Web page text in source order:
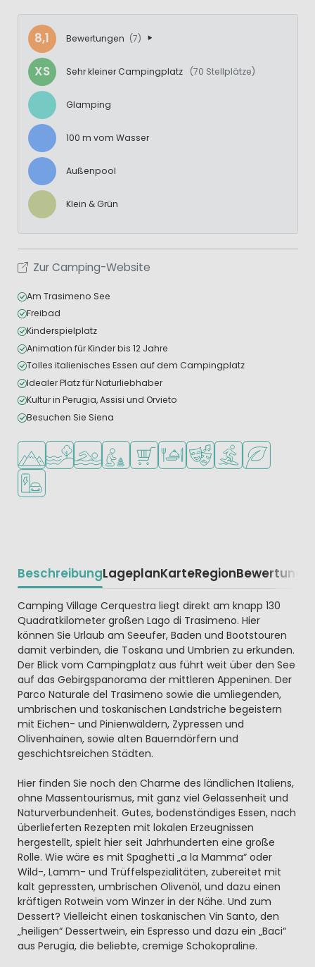
8,1 Bewertungen (7)
XS Sehr kleiner Campingplatz (70 Stellplätze)
Glamping
100 m vom Wasser
Außenpool
Klein & Grün
Zur Camping-Website
Am Trasimeno See
Freibad
Kinderspielplatz
Animation für Kinder bis 12 Jahre
Tolles italienisches Essen auf dem Campingplatz
Idealer Platz für Naturliebhaber
Kultur in Perugia, Assisi und Orvieto
Besuchen Sie Siena
In den Bergen/Hügeln
Am Wasser
FreibadEmpfohlen für kleine Kinder
Supermarkt/Laden
Restaurant oder Pizzeria
Animationsteam
Grüne Lage
Ladestation für E-Autos
BeschreibungLageplanKarteRegion
Beschrijving
Camping Village Cerquestra liegt direkt am knapp 130
Quadratkilometer großen Lago di Trasimeno. Hier
können Sie Urlaub am Seeufer, Baden und Bootstouren
damit verbinden, die Toskana und Umbrien zu erkunden.
Der Blick vom Campingplatz aus führt weit über den See
auf das Gebirgspanorama der mittleren Appeninen. Der
Parco Naturale del Trasimeno sowie die umliegenden,
umbrischen und toskanischen Landstriche begeistern
mit Eichen- und Pinienwäldern, Zypressen und
Olivenhainen, sowie alten Bauerndörfern und
geschichtsreichen Städten.
Hier finden Sie noch den Charme des ländlichen Italiens,
ohne Massentourismus, mit ganz viel Gelassenheit und
Naturverbundenheit. Gutes, bodenständiges Essen, nach
überlieferten Rezepten mit lokalen Erzeugnissen
hergestellt, spielt hier seit Jahrhunderten eine große
Rolle. Wie wäre es mit Spaghetti „a la Mamma“ oder
Wild-, Lamm- und Trüffelspezialitäten, zubereitet mit
kalt gepressten, umbrischen Olivenöl, und dazu einen
kräftigen Rotwein vom Winzer in der Nähe. Und zum
Dessert? Vielleicht einen toskanischen Vin Santo, den
„heiligen“ Dessertwein, ein Espresso und dazu ein „Baci“
aus Perugia, die beliebte, cremige Schokopraline.